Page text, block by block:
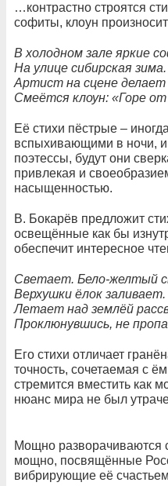
…контрастно строятся
софиты, клоун
В холодном зале яркие
На улице сибирская зима.
Артист на сцене
Смеётся клоун: «Горе
Её стихи пёстрые –
вспыхивающими в ночи,
поэтессы, будут они
привлекая и
насыщенностью.
В. Бокарёв предложит
освещённые как бы
обеспечит интересное
Светает. Бело-желтый
Верхушки ёлок заливает.
Летает над землёй
Проклюнувшись, не
Его стихи отличает
точность, сочетаемая с
стремится вместить как
нюанс мира не был
Мощно разворачиваются
мощно, посвящённые
вибрирующие её